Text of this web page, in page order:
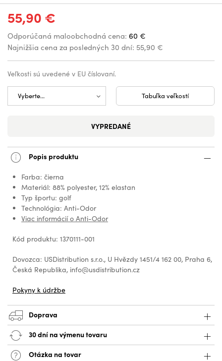
55,90 €
Odporúčaná maloobchodná cena: 60 €
Najnižšia cena za posledných 30 dní: 55,90 €
Veľkosti sú uvedené v EU číslovaní.
Tabuľka veľkostí
VYPREDANÉ
Popis produktu
Farba: čierna
Materiál: 88% polyester, 12% elastan
Typ športu: golf
Technológia: Anti-Odor
Viac informácií o Anti-Odor
Kód produktu: 1370111-001
Dovozca: USDistribution s.r.o., U Hvězdy 1451/4 162 00, Praha 6,
Česká Republika, info@usdistribution.cz
Pokyny k údržbe
Doprava
30 dní na výmenu tovaru
Otázka na tovar